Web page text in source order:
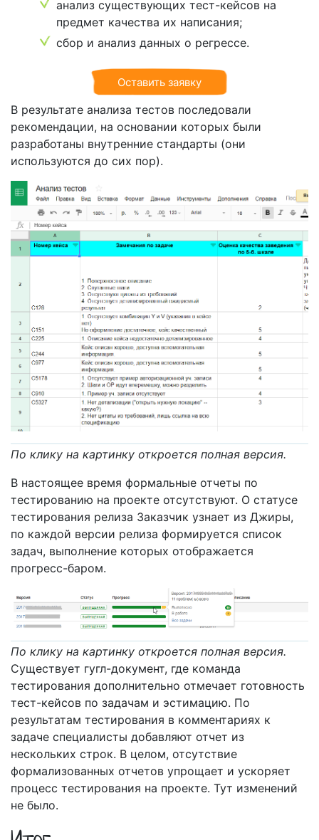
анализ существующих тест-кейсов на
предмет качества их написания;
сбор и анализ данных о регрессе.
Оставить заявку
В результате анализа тестов последовали
рекомендации, на основании которых были
разработаны внутренние стандарты (они
используются до сих пор).
По клику на картинку откроется полная версия.
В настоящее время формальные отчеты по
тестированию на проекте отсутствуют. О статусе
тестирования релиза Заказчик узнает из Джиры,
по каждой версии релиза формируется список
задач, выполнение которых отображается
прогресс-баром.
По клику на картинку откроется полная версия.
Существует гугл-документ, где команда
тестирования дополнительно отмечает готовность
тест-кейсов по задачам и эстимацию. По
результатам тестирования в комментариях к
задаче специалисты добавляют отчет из
нескольких строк. В целом, отсутствие
формализованных отчетов упрощает и ускоряет
процесс тестирования на проекте. Тут изменений
не было.